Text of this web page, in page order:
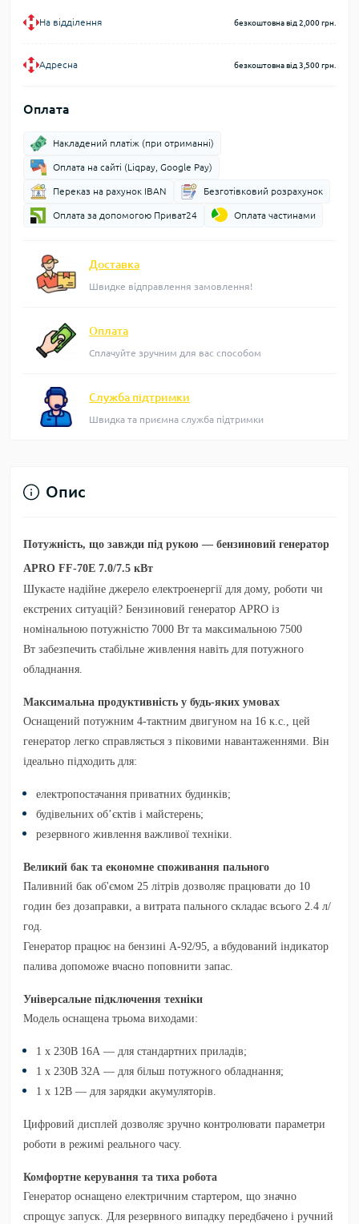
На відділення безкоштовна від 2,000 грн.
Адресна безкоштовна від 3,500 грн.
Оплата
Накладений платіж (при отриманні)
Оплата на сайті (Liqpay, Google Pay)
Переказ на рахунок IBAN Безготівковий розрахунок
Оплата за допомогою Приват24 Оплата частинами
Доставка
Швидке відправлення замовлення!
Оплата
Сплачуйте зручним для вас способом
Служба підтримки
Швидка та приємна служба підтримки
Опис
Потужність, що завжди під рукою — бензиновий генератор
APRO FF-70E 7.0/7.5 кВт
Шукаєте надійне джерело електроенергії для дому, роботи чи
екстрених ситуацій? Бензиновий генератор APRO із
номінальною потужністю 7000 Вт та максимальною 7500
Вт забезпечить стабільне живлення навіть для потужного
обладнання.
Максимальна продуктивність у будь-яких умовах
Оснащений потужним 4-тактним двигуном на 16 к.с., цей
генератор легко справляється з піковими навантаженнями. Він
ідеально підходить для:
електропостачання приватних будинків;
будівельних об’єктів і майстерень;
резервного живлення важливої техніки.
Великий бак та економне споживання пального
Паливний бак об'ємом 25 літрів дозволяє працювати до 10
годин без дозаправки, а витрата пального складає всього 2.4 л/
год.
Генератор працює на бензині А-92/95, а вбудований індикатор
палива допоможе вчасно поповнити запас.
Універсальне підключення техніки
Модель оснащена трьома виходами:
1 x 230В 16А — для стандартних приладів;
1 x 230В 32А — для більш потужного обладнання;
1 x 12В — для зарядки акумуляторів.
Цифровий дисплей дозволяє зручно контролювати параметри
роботи в режимі реального часу.
Комфортне керування та тиха робота
Генератор оснащено електричним стартером, що значно
спрощує запуск. Для резервного випадку передбачено і ручний